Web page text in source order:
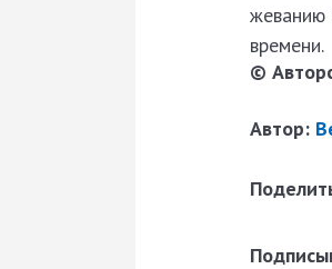
жеванию
времени.
©
Автор: